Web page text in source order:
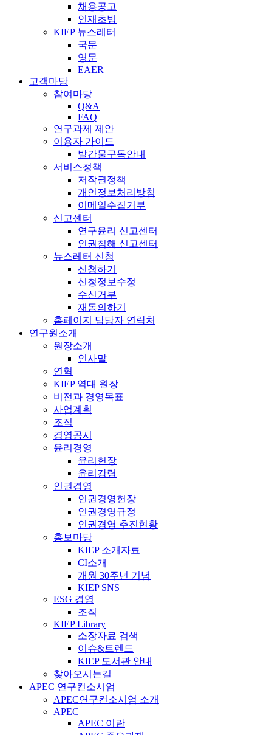
채용공고
인재초빙
KIEP 뉴스레터
국문
영문
EAER
고객마당
참여마당
Q&A
FAQ
연구과제 제안
이용자 가이드
발간물구독안내
서비스정책
저작권정책
개인정보처리방침
이메일수집거부
신고센터
연구윤리 신고센터
인권침해 신고센터
뉴스레터 신청
신청하기
신청정보수정
수신거부
재동의하기
홈페이지 담당자 연락처
연구원소개
원장소개
인사말
연혁
KIEP 역대 원장
비전과 경영목표
사업계획
조직
경영공시
윤리경영
윤리헌장
윤리강령
인권경영
인권경영헌장
인권경영규정
인권경영 추진현황
홍보마당
KIEP 소개자료
CI소개
개원 30주년 기념
KIEP SNS
ESG 경영
조직
KIEP Library
소장자료 검색
이슈&트렌드
KIEP 도서관 안내
찾아오시는길
APEC 연구컨소시엄
APEC연구컨소시엄 소개
APEC
APEC 이란